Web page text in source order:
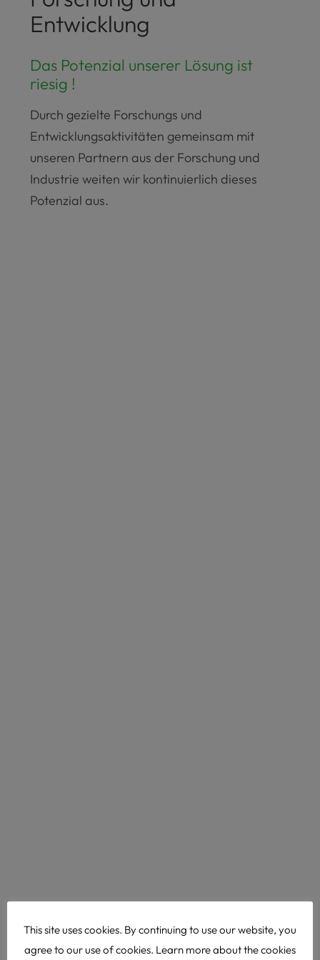
Entwicklung
Das Potenzial unserer Lösung ist
riesig !
Durch gezielte Forschungs und
Entwicklungsaktivitäten gemeinsam mit
unseren Partnern aus der Forschung und
Industrie weiten wir kontinuierlich dieses
Potenzial aus.
This site uses cookies. By continuing to use our website, you
agree to our use of cookies. Learn more about the cookies